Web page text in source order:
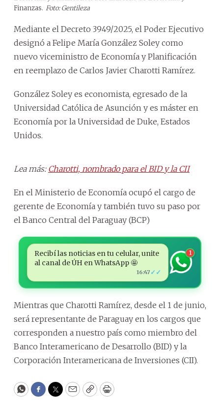
Finanzas. Foto: Gentileza
Mediante el Decreto 3949/2025, el Poder Ejecutivo
designó a Felipe María González Soley como
nuevo viceministro de Economía y Planificación
en reemplazo de Carlos Javier Charotti Ramírez.
González Soley es economista, egresado de la
Universidad Católica de Asunción y es máster en
Economía por la Universidad de Duke, Estados
Unidos.
Lea más: Charotti, nombrado para el BID y la CII
En el Ministerio de Economía ocupó el cargo de
gerente de Economía y también tuvo su paso por
el Banco Central del Paraguay (BCP)
Recibí las noticias en tu celular, unite
al canal de ÚH en WhatsApp 🤩
16:47 ✓✓
1
Mientras que Charotti Ramírez, desde el 1 de junio,
será representante de Paraguay en los cargos que
corresponden a nuestro país como miembro del
Banco Interamericano de Desarrollo (BID) y la
Corporación Interamericana de Inversiones (CII).
WhatsApp
Facebook
Twitter
EmailCopyPrint